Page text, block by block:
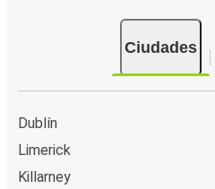
Ciudades
Dublín
Limerick
Killarney